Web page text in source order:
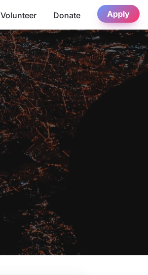
Volunteer Donate Apply